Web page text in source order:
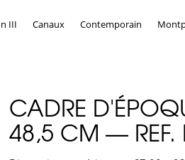
III Canaux Contemporain
CADRE
48,5 CM — REF.